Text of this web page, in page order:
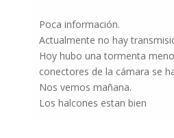
Poca información.
Actualmente no hay
Hoy hubo una tormenta
conectores de la cámara se
Nos vemos mañana.
Los halcones estan bien